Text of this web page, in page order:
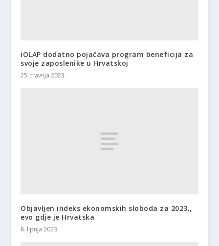
iOLAP dodatno pojačava program beneficija za
svoje zaposlenike u Hrvatskoj
25. travnja 2023.
Objavljen indeks ekonomskih sloboda za 2023.,
evo gdje je Hrvatska
8. lipnja 2023.